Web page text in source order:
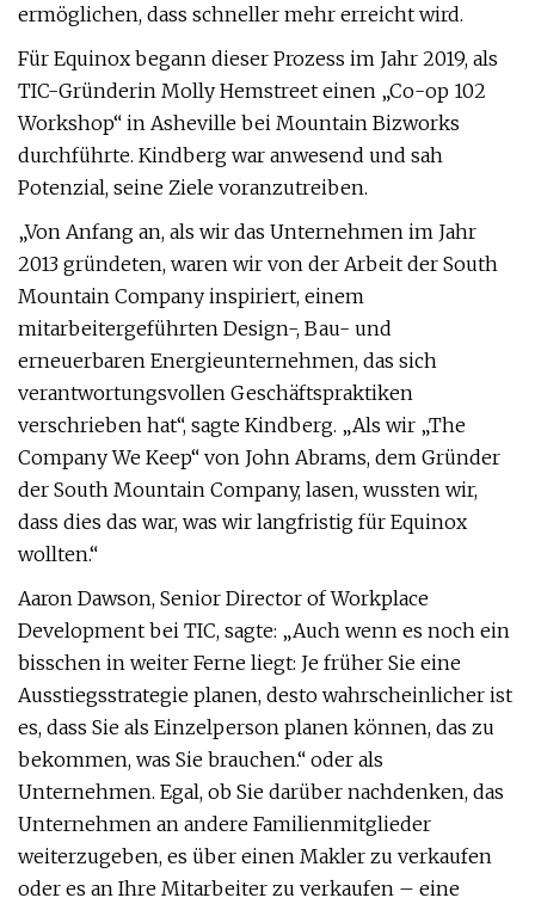
ermöglichen, dass schneller mehr erreicht wird.
Für Equinox begann dieser Prozess im Jahr 2019, als
TIC-Gründerin Molly Hemstreet einen „Co-op 102
Workshop“ in Asheville bei Mountain Bizworks
durchführte. Kindberg war anwesend und sah
Potenzial, seine Ziele voranzutreiben.
„Von Anfang an, als wir das Unternehmen im Jahr
2013 gründeten, waren wir von der Arbeit der South
Mountain Company inspiriert, einem
mitarbeitergeführten Design-, Bau- und
erneuerbaren Energieunternehmen, das sich
verantwortungsvollen Geschäftspraktiken
verschrieben hat“, sagte Kindberg. „Als wir „The
Company We Keep“ von John Abrams, dem Gründer
der South Mountain Company, lasen, wussten wir,
dass dies das war, was wir langfristig für Equinox
wollten.“
Aaron Dawson, Senior Director of Workplace
Development bei TIC, sagte: „Auch wenn es noch ein
bisschen in weiter Ferne liegt: Je früher Sie eine
Ausstiegsstrategie planen, desto wahrscheinlicher ist
es, dass Sie als Einzelperson planen können, das zu
bekommen, was Sie brauchen.“ oder als
Unternehmen. Egal, ob Sie darüber nachdenken, das
Unternehmen an andere Familienmitglieder
weiterzugeben, es über einen Makler zu verkaufen
oder es an Ihre Mitarbeiter zu verkaufen – eine